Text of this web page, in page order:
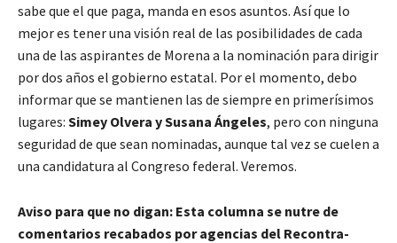
sabe que el que paga, manda en esos asuntos. Así que lo
mejor es tener una visión real de las posibilidades de cada
una de las aspirantes de Morena a la nominación para dirigir
por dos años el gobierno estatal. Por el momento, debo
informar que se mantienen las de siempre en primerísimos
lugares: Simey Olvera y Susana Ángeles, pero con ninguna
seguridad de que sean nominadas, aunque tal vez se cuelen a
una candidatura al Congreso federal. Veremos.
Aviso para que no digan: Esta columna se nutre de
comentarios recabados por agencias del Recontra-